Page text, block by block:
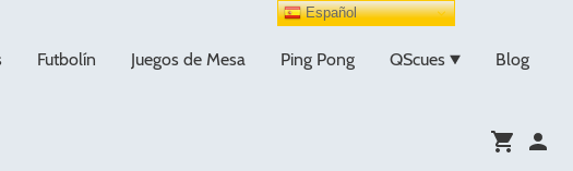
Futbolín Juegos de Mesa Ping Pong QScues Blog
Español